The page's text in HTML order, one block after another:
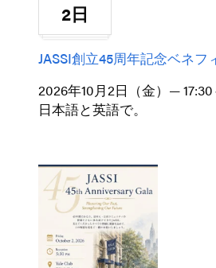
2日
JASSI創立45周年記念ベネフ
2026年10月2日（金）— 17:30
日本語と英語で。